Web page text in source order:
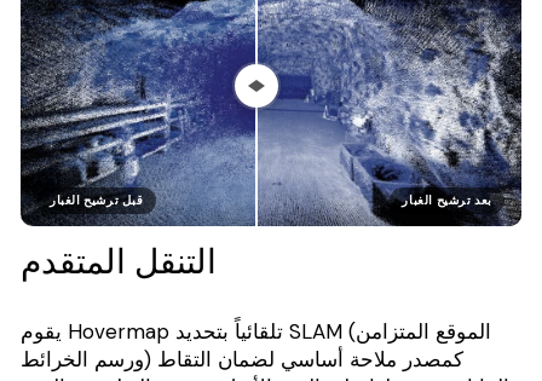
التنقل المتقدم
يقوم Hovermap تلقائياً بتحديد SLAM (الموقع المتزامن
ورسم الخرائط) كمصدر ملاحة أساسي لضمان التقاط
قبل ترشيح الغبار بعد ترشيح الغبار